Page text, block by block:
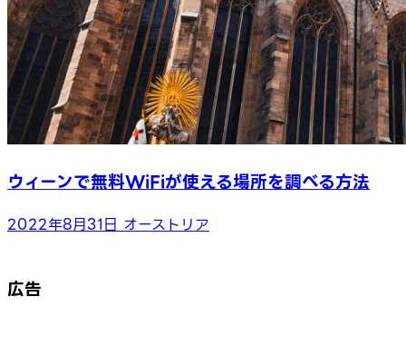
ウィーンで無料WiFiが使える場所を調べる方法
2022年8月31日 オーストリア
広告